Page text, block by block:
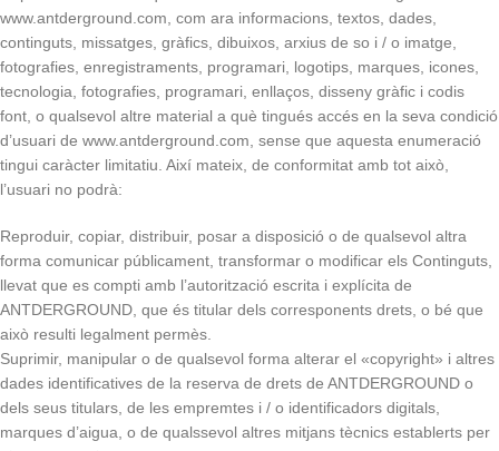
www.antderground.com, com ara informacions, textos, dades,
continguts, missatges, gràfics, dibuixos, arxius de so i / o imatge,
fotografies, enregistraments, programari, logotips, marques, icones,
tecnologia, fotografies, programari, enllaços, disseny gràfic i codis
font, o qualsevol altre material a què tingués accés en la seva condició
d’usuari de www.antderground.com, sense que aquesta enumeració
tingui caràcter limitatiu. Així mateix, de conformitat amb tot això,
l’usuari no podrà:
Reproduir, copiar, distribuir, posar a disposició o de qualsevol altra
forma comunicar públicament, transformar o modificar els Continguts,
llevat que es compti amb l’autorització escrita i explícita de
ANTDERGROUND, que és titular dels corresponents drets, o bé que
això resulti legalment permès.
Suprimir, manipular o de qualsevol forma alterar el «copyright» i altres
dades identificatives de la reserva de drets de ANTDERGROUND o
dels seus titulars, de les empremtes i / o identificadors digitals,
marques d’aigua, o de qualssevol altres mitjans tècnics establerts per